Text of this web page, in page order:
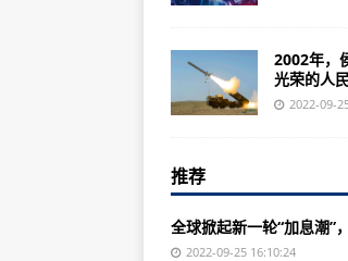
美国犯
美国再现
全球连线|
“雷达币
立即抢鲜
2002年，
光荣的人
2022-09-
推荐
全球掀起新一轮“加息潮”
2022-09-25 16:10:24